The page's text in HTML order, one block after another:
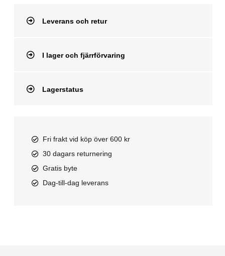
Leverans och retur
I lager och fjärrförvaring
Lagerstatus
Fri frakt vid köp över 600 kr
30 dagars returnering
Gratis byte
Dag-till-dag leverans